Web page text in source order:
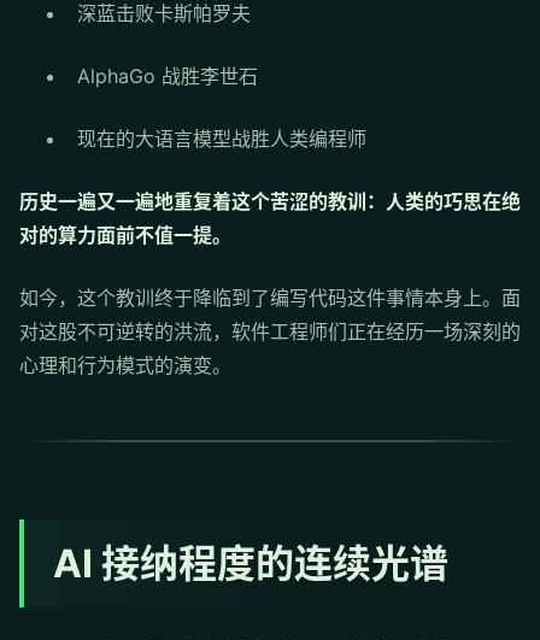
深蓝击败卡斯帕罗夫
AlphaGo 战胜李世石
现在的大语言模型战胜人类编程师
历史一遍又一遍地重复着这个苦涩的教训：人类的巧思在绝
对的算力面前不值一提。
如今，这个教训终于降临到了编写代码这件事情本身上。面
对这股不可逆转的洪流，软件工程师们正在经历一场深刻的
心理和行为模式的演变。
AI 接纳程度的连续光谱